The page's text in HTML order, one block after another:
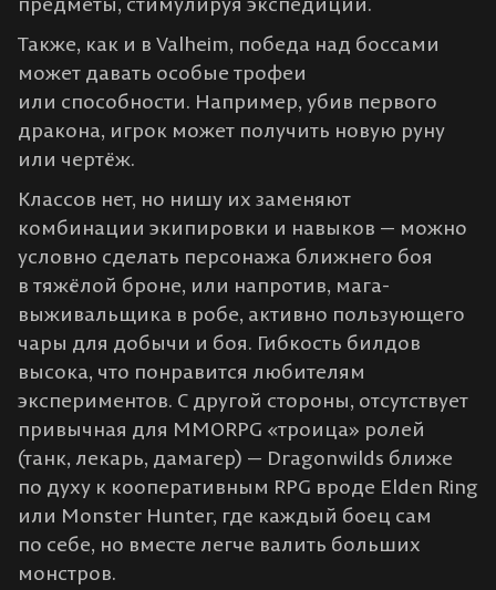
Также, как и в Valheim, победа над боссами
может давать особые трофеи
или способности. Например, убив первого
дракона, игрок может получить новую руну
или чертёж.
Классов нет, но нишу их заменяют
комбинации экипировки и навыков — можно
условно сделать персонажа ближнего боя
в тяжёлой броне, или напротив, мага-
выживальщика в робе, активно пользующего
чары для добычи и боя. Гибкость билдов
высока, что понравится любителям
экспериментов. С другой стороны, отсутствует
привычная для MMORPG «троица» ролей
(танк, лекарь, дамагер) — Dragonwilds ближе
по духу к кооперативным RPG вроде Elden Ring
или Monster Hunter, где каждый боец сам
по себе, но вместе легче валить больших
монстров.